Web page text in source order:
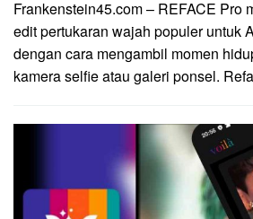
Frankenstein45.com – REFACE Pro
edit pertukaran wajah populer untuk
dengan cara mengambil momen
kamera selfie atau galeri ponsel.